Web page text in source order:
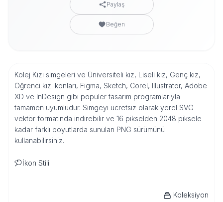
Paylaş
Beğen
Kolej Kızı simgeleri ve Üniversiteli kız, Liseli kız, Genç kız,
Öğrenci kız ikonları, Figma, Sketch, Corel, Illustrator, Adobe
XD ve InDesign gibi popüler tasarım programlarıyla
tamamen uyumludur. Simgeyi ücretsiz olarak yerel SVG
vektör formatında indirebilir ve 16 pikselden 2048 piksele
kadar farklı boyutlarda sunulan PNG sürümünü
kullanabilirsiniz.
İkon Stili
Koleksiyon